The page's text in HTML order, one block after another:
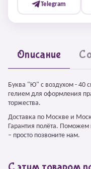
Telegram
Описание
Буква "Ю" с воздухом - 40
гелием для оформления
торжества.
Доставка по Москве и
Гарантия полёта.
– просто позвоните нам.